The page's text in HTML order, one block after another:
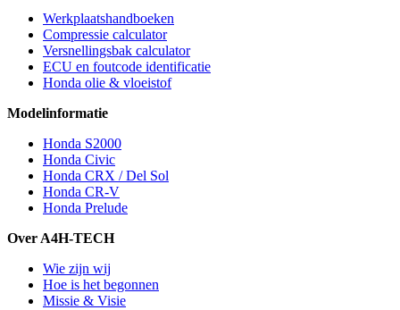
Werkplaatshandboeken
Compressie calculator
Versnellingsbak calculator
ECU en foutcode identificatie
Honda olie & vloeistof
Modelinformatie
Honda S2000
Honda Civic
Honda CRX / Del Sol
Honda CR-V
Honda Prelude
Over A4H-TECH
Wie zijn wij
Hoe is het begonnen
Missie & Visie